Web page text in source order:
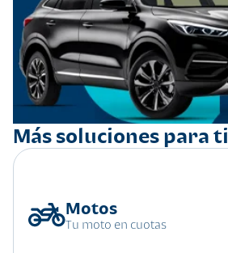
Más soluciones para ti
Tu moto en cuotas